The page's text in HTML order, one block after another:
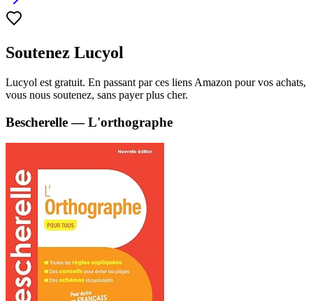
Soutenez Lucyol
Lucyol est gratuit. En passant par ces liens Amazon pour vos achats,
vous nous soutenez, sans payer plus cher.
Bescherelle — L'orthographe